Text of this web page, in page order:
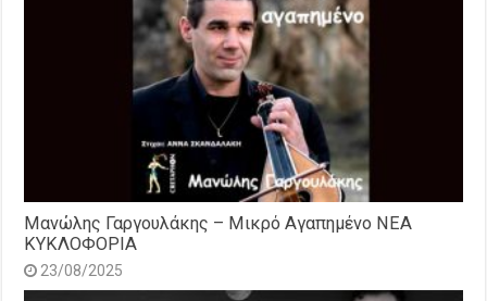
Μανώλης Γαργουλάκης – Μικρό Αγαπημένο NEΑ
ΚΥΚΛΟΦΟΡΙΑ
23/08/2025